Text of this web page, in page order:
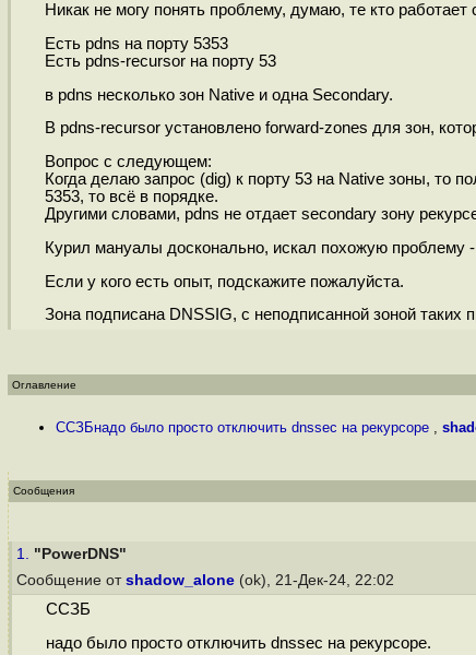
Никак не могу понять проблему, думаю, те кто
Есть pdns на порту 5353
Есть pdns-recursor на порту 53
в pdns несколько зон Native и одна Secondary.
В pdns-recursor установлено forward-zones для зон,
Вопрос с следующем:
Когда делаю запрос (dig) к порту 53 на Native зоны, то
5353, то всё в порядке.
Другими словами, pdns не отдает secondary зону
Курил мануалы досконально, искал похожую
Если у кого есть опыт, подскажите пожалуйста.
Зона подписана DNSSIG, c неподписанной зоной таких
Оглавление
ССЗБнадо было просто отключить dnssec на рекурсоре ,
Сообщения
1. "PowerDNS"
Сообщение от shadow_alone (ok), 21-Дек-24, 22:02
ССЗБ
надо было просто отключить dnssec на рекурсоре.